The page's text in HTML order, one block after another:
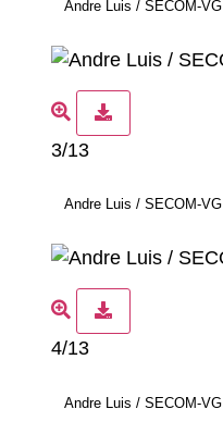
Andre Luis / SECOM-VG
3/13
Andre Luis / SECOM-VG
4/13
Andre Luis / SECOM-VG